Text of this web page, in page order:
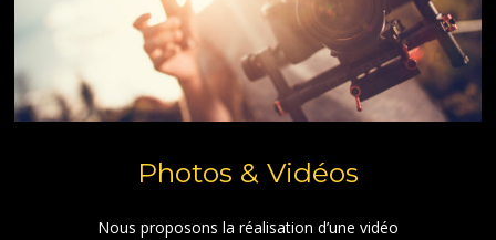
Photos & Vidéos
Nous proposons la réalisation d’une vidéo